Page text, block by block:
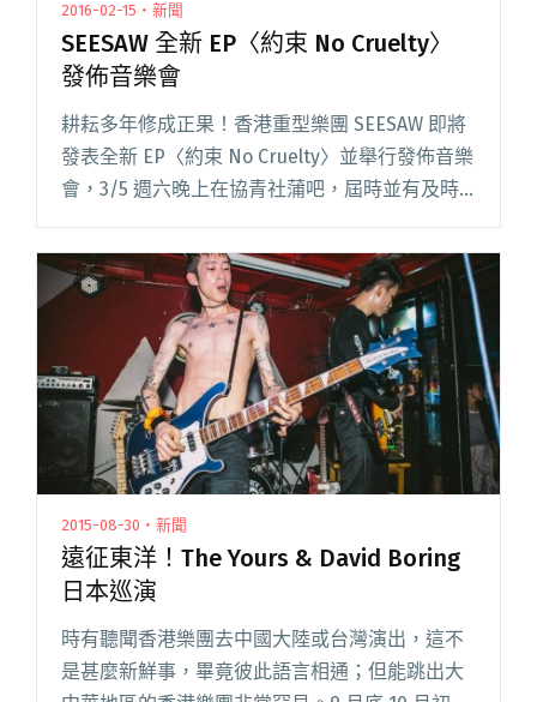
2016-02-15・新聞
SEESAW 全新 EP〈約束 No Cruelty〉
發佈音樂會
耕耘多年修成正果！香港重型樂團 SEESAW 即將
發表全新 EP〈約束 No Cruelty〉並舉行發佈音樂
會，3/5 週六晚上在協青社蒲吧，屆時並有及時
雨、秋紅、Tri-Accident 前來相助擔任演出嘉
賓，陣容鼎盛！ 有注意香港重型音閱讀全文
"SEESAW 全新 EP〈約束 No Cruelty〉發佈音樂
2015-08-30・新聞
遠征東洋！The Yours & David Boring
日本巡演
時有聽聞香港樂團去中國大陸或台灣演出，這不
是甚麼新鮮事，畢竟彼此語言相通；但能跳出大